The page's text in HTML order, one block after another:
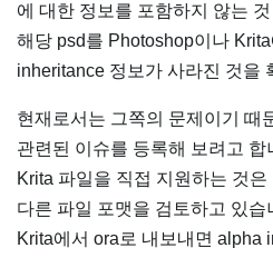
에 대한 정보를 포함하지 않는
해당 psd를 Photoshop이나
inheritance 정보가 사라진 것을
현재로서는 그쪽의 문제이기 때
관련된 이슈를 등록해 보려고 합
Krita 파일을 직접 지원하는 것
다른 파일 포맷을 검토하고 있습
Krita에서 ora로 내보내면 alpha